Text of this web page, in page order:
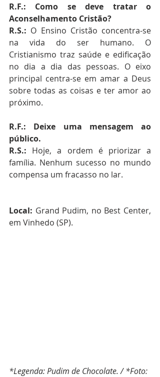
R.F.: Como se deve tratar o
Aconselhamento Cristão?
R.S.: O Ensino Cristão concentra-se
na vida do ser humano. O
Cristianismo traz saúde e edificação
no dia a dia das pessoas. O eixo
principal centra-se em amar a Deus
sobre todas as coisas e ter amor ao
próximo.
R.F.: Deixe uma mensagem ao
público.
R.S.: Hoje, a ordem é priorizar a
família. Nenhum sucesso no mundo
compensa um fracasso no lar.
Local: Grand Pudim, no Best Center,
em Vinhedo (SP).
*Legenda: Pudim de Chocolate. / *Foto: